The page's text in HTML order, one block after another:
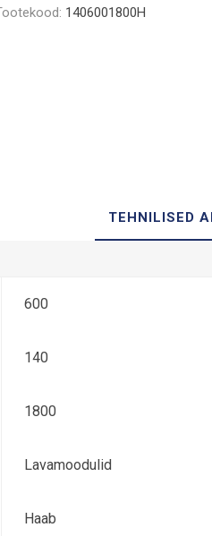
1406001800H
TEHNILISED
600
140
1800
Lavamoodulid
Haab